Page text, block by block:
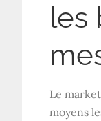
les
Le
moyens